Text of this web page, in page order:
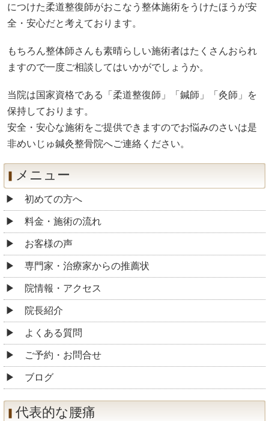
につけた柔道整復師がおこなう整体施術をうけたほうが安
全・安心だと考えております。
もちろん整体師さんも素晴らしい施術者はたくさんおられ
ますので一度ご相談してはいかがでしょうか。
当院は国家資格である「柔道整復師」「鍼師」「灸師」を
保持しております。
安全・安心な施術をご提供できますのでお悩みのさいは是
非めいじゅ鍼灸整骨院へご連絡ください。
メニュー
初めての方へ
料金・施術の流れ
お客様の声
専門家・治療家からの推薦状
院情報・アクセス
院長紹介
よくある質問
ご予約・お問合せ
ブログ
代表的な腰痛